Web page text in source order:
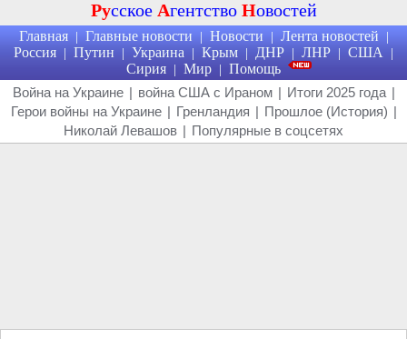
Русское Агентство Новостей
Главная | Главные новости | Новости | Лента новостей |
Россия | Путин | Украина | Крым | ДНР | ЛНР | США |
Сирия | Мир | Помощь
Война на Украине | война США с Ираном | Итоги 2025 года |
Герои войны на Украине | Гренландия | Прошлое (История) |
Николай Левашов | Популярные в соцсетях